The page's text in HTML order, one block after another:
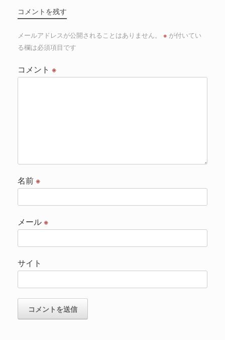
コメントを残す
メールアドレスが公開されることはありません。 ※ が付いてい
る欄は必須項目です
コメント ※
名前※
メール※
サイト